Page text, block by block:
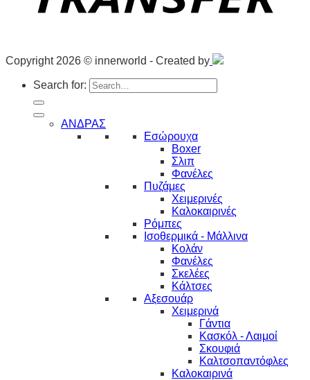
Copyright 2026 © innerworld - Created by
Search for:
ΑΝΔΡΑΣ
Εσώρουχα
Boxer
Σλιπ
Φανέλες
Πυζάμες
Χειμερινές
Καλοκαιρινές
Ρόμπες
Ισοθερμικά - Μάλλινα
Κολάν
Φανέλες
Σκελέες
Κάλτσες
Αξεσουάρ
Χειμερινά
Γάντια
Κασκόλ - Λαιμοί
Σκουφιά
Καλτσοπαντόφλες
Καλοκαιρινά